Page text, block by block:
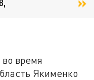
время
Якименко